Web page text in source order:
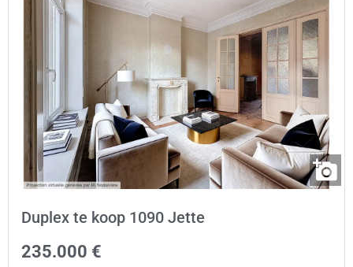
Duplex te koop 1090 Jette
235.000 €